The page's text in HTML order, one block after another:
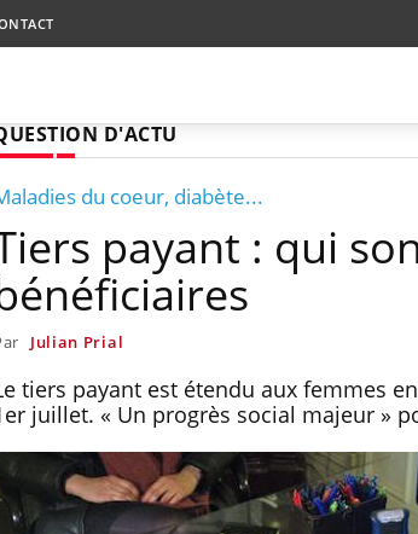
D'ACTU
du coeur, diabète...
payant : qui
Julian Prial
tiers payant est étendu aux femmes
juillet. « Un progrès social majeur »